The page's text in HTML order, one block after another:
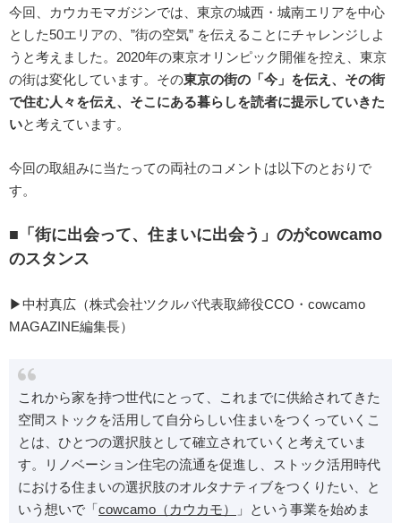
今回、カウカモマガジンでは、東京の城西・城南エリアを中心
とした50エリアの、”街の空気” を伝えることにチャレンジしよ
うと考えました。2020年の東京オリンピック開催を控え、東京
の街は変化しています。その東京の街の「今」を伝え、その街
で住む人々を伝え、そこにある暮らしを読者に提示していきた
いと考えています。
今回の取組みに当たっての両社のコメントは以下のとおりで
す。
■「街に出会って、住まいに出会う」のがcowcamo
のスタンス
▶︎中村真広（株式会社ツクルバ代表取締役CCO・cowcamo
MAGAZINE編集長）
これから家を持つ世代にとって、これまでに供給されてきた
空間ストックを活用して自分らしい住まいをつくっていくこ
とは、ひとつの選択肢として確立されていくと考えていま
す。リノベーション住宅の流通を促進し、ストック活用時代
における住まいの選択肢のオルタナティブをつくりたい、と
いう想いで「cowcamo（カウカモ）
」という事業を始めま